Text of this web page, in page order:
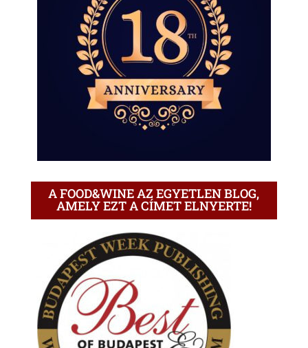
A FOOD&WINE AZ EGYETLEN BLOG,
AMELY EZT A CÍMET ELNYERTE!